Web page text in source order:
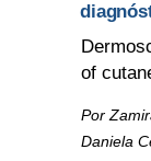
of
Por
Daniela